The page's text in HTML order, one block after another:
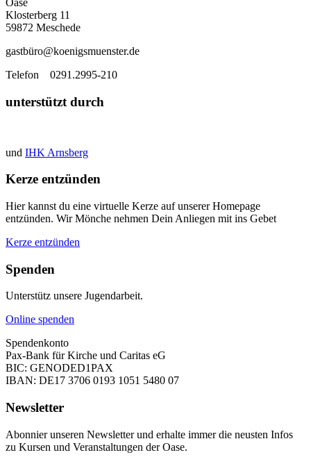
Oase
Klosterberg 11
59872 Meschede
gastbüro@koenigsmuenster.de
Telefon 0291.2995-210
unterstützt durch
und IHK Arnsberg
Kerze entzünden
Hier kannst du eine virtuelle Kerze auf unserer Homepage
entzünden. Wir Mönche nehmen Dein Anliegen mit ins Gebet
Kerze entzünden
Spenden
Unterstütz unsere Jugendarbeit.
Online spenden
Spendenkonto
Pax-Bank für Kirche und Caritas eG
BIC: GENODED1PAX
IBAN: DE17 3706 0193 1051 5480 07
Newsletter
Abonnier unseren Newsletter und erhalte immer die neusten Infos
zu Kursen und Veranstaltungen der Oase.